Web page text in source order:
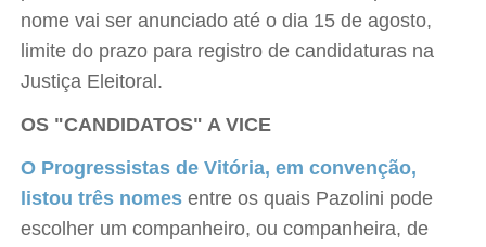
nome vai ser anunciado até o dia 15 de agosto,
limite do prazo para registro de candidaturas na
Justiça Eleitoral.
OS "CANDIDATOS" A VICE
O Progressistas de Vitória, em convenção,
listou três nomesentre os quais Pazolini pode
escolher um companheiro, ou companheira, de